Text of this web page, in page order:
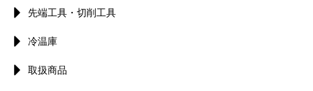
先端工具・切削工具
冷温庫
取扱商品